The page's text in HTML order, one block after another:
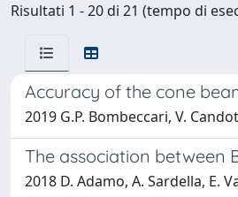
Risultati 1 - 20 di 21 (tempo di
Accuracy of the cone
2019 G.P. Bombeccari, V.
The association between
2018 D. Adamo, A. Sardella, E.